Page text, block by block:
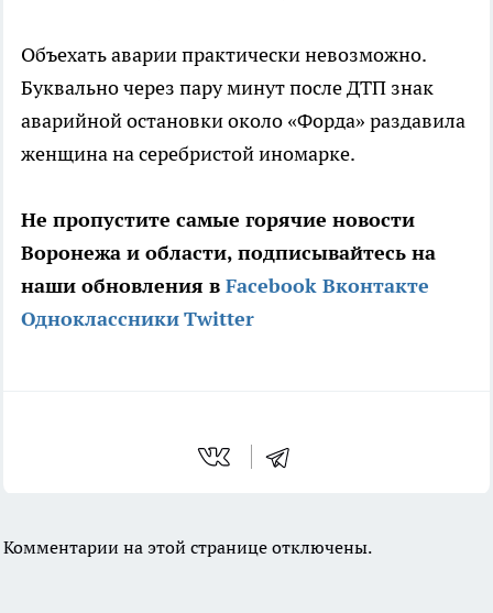
Объехать аварии практически невозможно.
Буквально через пару минут после ДТП знак
аварийной остановки около «Форда» раздавила
женщина на серебристой иномарке.
Не пропустите самые горячие новости
Воронежа и области, подписывайтесь на
наши обновления в Facebook Вконтакте
ОдноклассникиTwitter
Комментарии на этой странице отключены.